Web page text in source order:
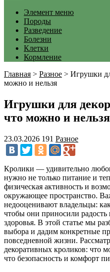
Элемент меню
Породы
Разведение
Болезни
Клетки
Кормление
Главная > Разное > Игрушки
можно и нельзя
Игрушки для
что можно и нельзя
23.03.2026 191 Разное
Кролики — удивительно
нужно не только питание и
физическая активность и
окружающее пространство.
недооценивают владельцы:
чтобы они приносили радость
здоровья. В этой статье мы
выбора и дадим конкретные
повседневной жизни.
декоративных кроликов: что
что безопасность и комфорт